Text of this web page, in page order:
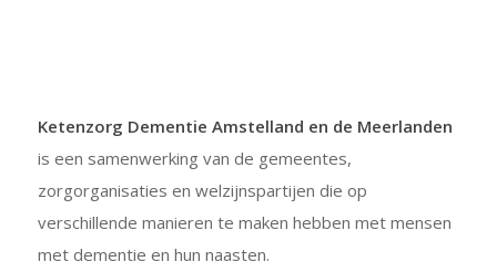
Ketenzorg Dementie Amstelland en de Meerlanden
is een samenwerking van de gemeentes,
zorgorganisaties en welzijnspartijen die op
verschillende manieren te maken hebben met mensen
met dementie en hun naasten.